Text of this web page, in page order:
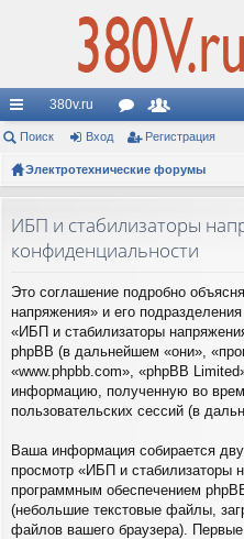
с
ы
и
380v.ru
ор
ум
ол
ьз
ат
Поиск Вход Регистрация
Электротехнические форумы
ИБП и стабилизаторы
конфиденциальности
Это соглашение подробно
напряжения» и его
«ИБП и стабилизаторы
phpBB (в дальнейшем «они»,
«www.phpbb.com», «phpBB
информацию, полученную во
пользовательских сессий (в
Ваша информация собирается
просмотр «ИБП и стабилизаторы
программным обеспечением
(небольшие текстовые файлы,
файлов вашего браузера).